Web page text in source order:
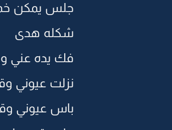
جلس يمكن
شكله هدى
فك يده عني
نزلت عيوني
باس عيوني